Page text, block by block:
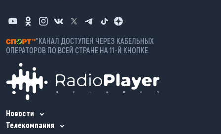
*КАНАЛ ДОСТУПЕН ЧЕРЕЗ КАБЕЛЬНЫХ
ОПЕРАТОРОВ ПО ВСЕЙ СТРАНЕ НА 11-Й КНОПКЕ.
Новости
Телекомпания